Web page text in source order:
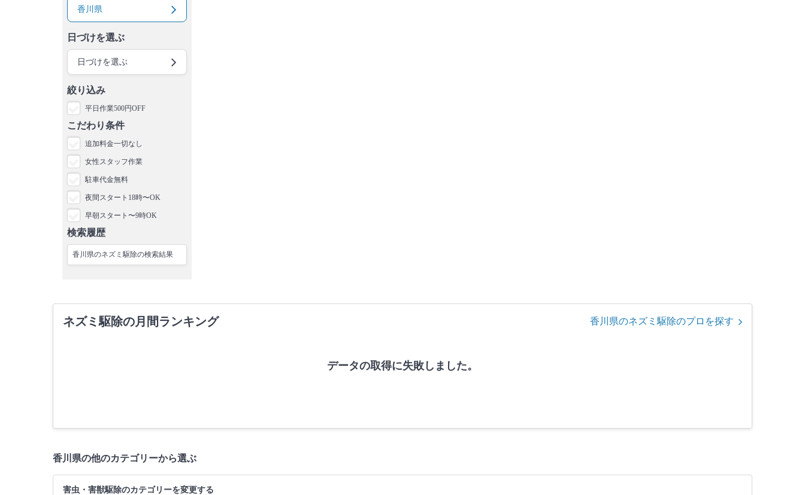
香川県
日づけを選ぶ
日づけを選ぶ
絞り込み
平日作業500円OFF
こだわり条件
追加料金一切なし
女性スタッフ作業
駐車代金無料
夜間スタート18時〜OK
早朝スタート〜9時OK
検索履歴
香川県のネズミ駆除の検索結果
ネズミ駆除の月間ランキング 香川県のネズミ駆除のプロを探す
データの取得に失敗しました。
香川県の他のカテゴリーから選ぶ
害虫・害獣駆除のカテゴリーを変更する